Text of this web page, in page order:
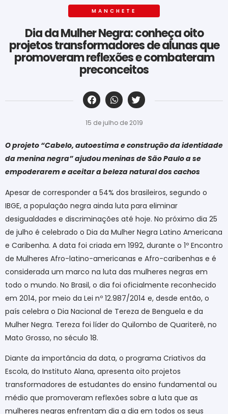
MANCHETE
Dia da Mulher Negra: conheça oito
projetos transformadores de alunas que
promoveram reflexões e combateram
preconceitos
‎ ‎ ‎ ‎ ‎ ‎ ‎ ‎ ‎ ‎ ‎ ‎ ‎ ‎ ‎ ‎ ‎ ‎ ‎ ‎ ‎ ‎ ‎ ‎ ‎ ‎ ‎ ‎ ‎ ‎ ‎
15 de julho de 2019
O projeto “Cabelo, autoestima e construção da identidade
da menina negra” ajudou meninas de São Paulo a se
empoderarem e aceitar a beleza natural dos cachos
Apesar de corresponder a 54% dos brasileiros, segundo o
IBGE, a população negra ainda luta para eliminar
desigualdades e discriminações até hoje. No próximo dia 25
de julho é celebrado o Dia da Mulher Negra Latino Americana
e Caribenha. A data foi criada em 1992, durante o 1º Encontro
de Mulheres Afro-latino-americanas e Afro-caribenhas e é
considerada um marco na luta das mulheres negras em
todo o mundo. No Brasil, o dia foi oficialmente reconhecido
em 2014, por meio da Lei nº 12.987/2014 e, desde então, o
país celebra o Dia Nacional de Tereza de Benguela e da
Mulher Negra. Tereza foi líder do Quilombo de Quariterê, no
Mato Grosso, no século 18.
Diante da importância da data, o programa Criativos da
Escola, do Instituto Alana, apresenta oito projetos
transformadores de estudantes do ensino fundamental ou
médio que promoveram reflexões sobre a luta que as
mulheres negras enfrentam dia a dia em todos os seus